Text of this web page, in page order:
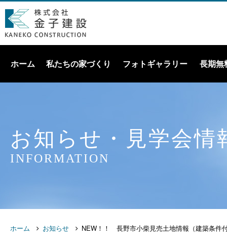
ホーム 私たちの家づくり フォトギャラリー 長期無
お知らせ・見学会情
INFORMATION
ホーム お知らせ NEW！！ 長野市小柴見売土地情報（建築条件